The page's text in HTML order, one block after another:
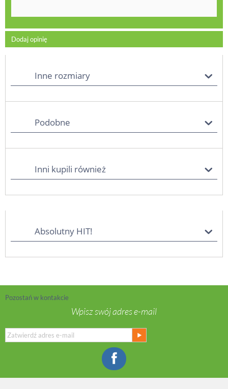
Dodaj opinię
Inne rozmiary
Podobne
Inni kupili również
Absolutny HIT!
Pozostań w kontakcie
Wpisz swój adres e-mail